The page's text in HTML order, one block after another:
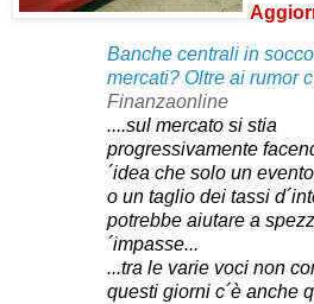
Banche centrali in
mercati? Oltre ai rumor
Finanzaonline
....sul mercato si stia
progressivamente
´idea che solo un
o un taglio dei tassi
potrebbe aiutare a
´impasse...
...tra le varie voci non
questi giorni c´è anche